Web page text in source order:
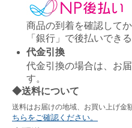
商品の到着を確認して
「銀行」で後払いでき
代金引換
代金引換の場合は、お
す。
◆送料について
送料はお届けの地域、お買い上げ金
ちらをご確認ください。